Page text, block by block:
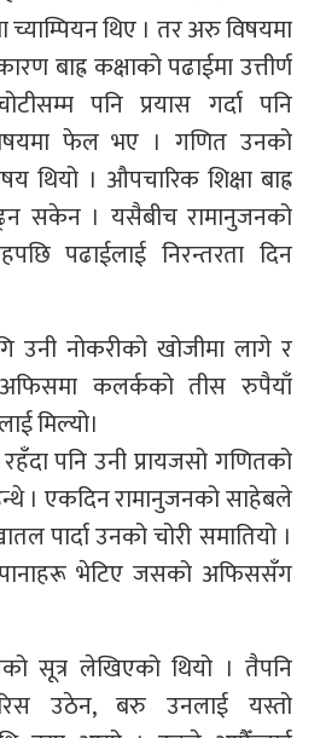
च्याम्पियन थिए । तर अरु विषयमा
बाह्र कक्षाको पढाईमा उत्तीर्ण
पनि प्रयास गर्दा पनि
फेल भए । गणित उनको
थियो । औपचारिक शिक्षा बाह्र
सकेन । यसैबीच रामानुजनको
पढाईलाई निरन्तरता दिन
उनी नोकरीको खोजीमा लागे र
अफिसमा कलर्कको तीस रुपैयाँ
मिल्यो।
पनि उनी प्रायजसो गणितको
। एकदिन रामानुजनको साहेबले
पार्दा उनको चोरी समातियो ।
भेटिए जसको अफिससँग
सूत्र लेखिएको थियो । तैपनि
उठेन, बरु उनलाई यस्तो